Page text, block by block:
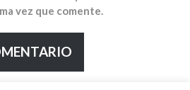
vez que comente.